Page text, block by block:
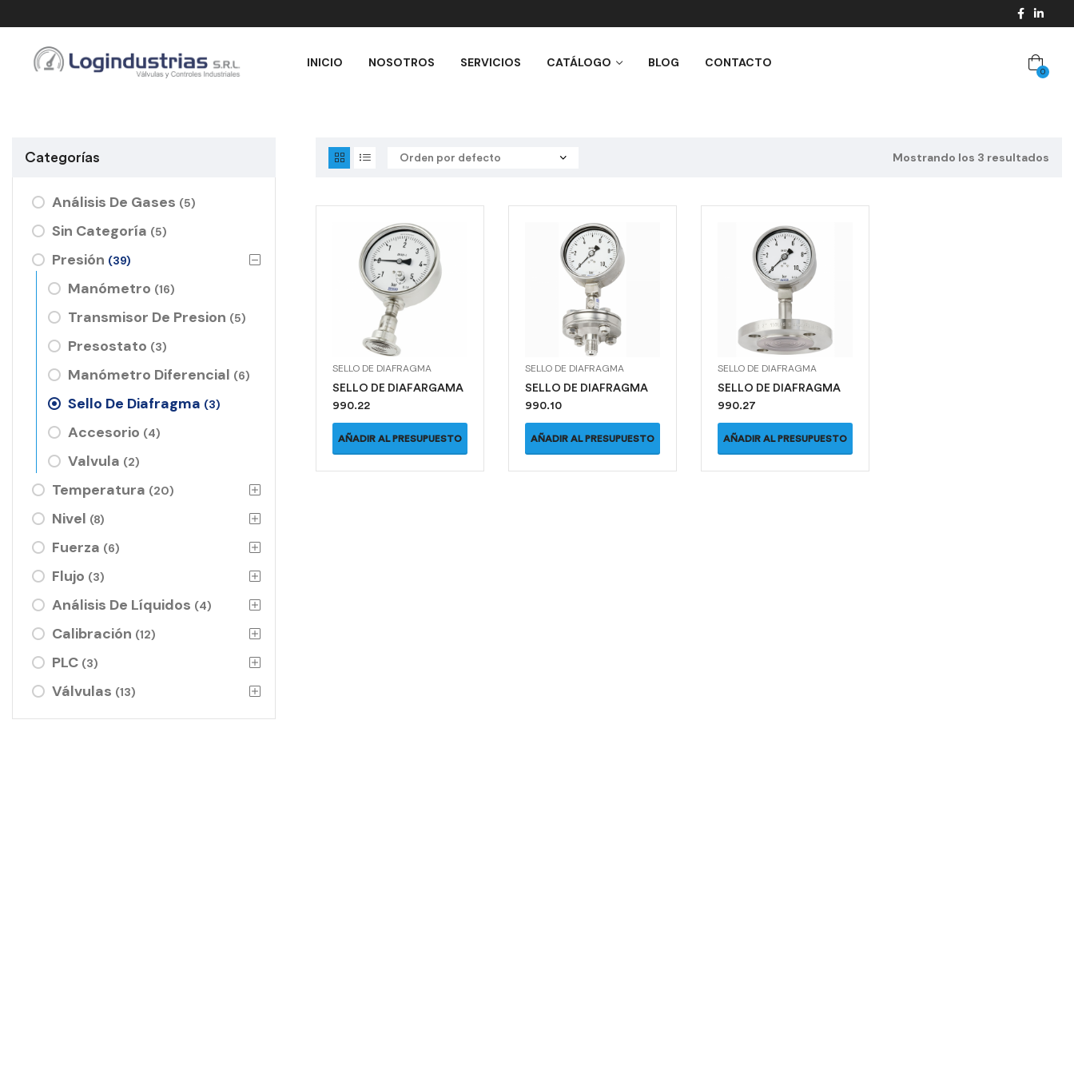
INICIO NOSOTROS SERVICIOS CATÁLOGO BLOG CONTACTO
0
Mostrando los 3 resultados
SELLO DE DIAFRAGMA
SELLO DE DIAFARGAMA
990.22
AÑADIR AL PRESUPUESTO
SELLO DE DIAFRAGMA
SELLO DE DIAFRAGMA
990.10
AÑADIR AL PRESUPUESTO
SELLO DE DIAFRAGMA
SELLO DE DIAFRAGMA
990.27
AÑADIR AL PRESUPUESTO
Categorías
Análisis De Gases (5)
Sin Categoría (5)
Presión (39)
Manómetro (16)
Transmisor De Presion (5)
Presostato (3)
Manómetro Diferencial (6)
Sello De Diafragma (3)
Accesorio (4)
Valvula (2)
Temperatura (20)
Nivel (8)
Fuerza (6)
Flujo (3)
Análisis De Líquidos (4)
Calibración (12)
PLC (3)
Válvulas (13)